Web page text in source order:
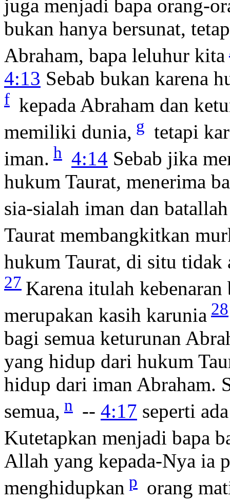
juga menjadi bapa orang-
bukan hanya bersunat,
Abraham, bapa leluhur kita
4:13 Sebab bukan karena
f kepada Abraham dan
memiliki dunia, g tetapi
iman. h 4:14 Sebab jika
hukum Taurat, menerima
sia-sialah iman dan
Taurat membangkitkan
hukum Taurat, di situ tidak
27 Karena itulah kebenaran
merupakan kasih karunia 28
bagi semua keturunan
yang hidup dari hukum
hidup dari iman Abraham.
semua, n -- 4:17 seperti
Kutetapkan menjadi bapa
Allah yang kepada-Nya ia
menghidupkan p orang